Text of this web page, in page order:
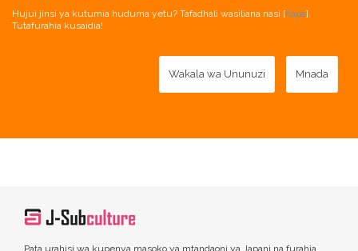
Hujui jinsi ya kutumia huduma yetu? Tafadhali wasiliana nasi [hapa].
Tutafurahia kusaidia!
Wakala wa Ununuzi Mnada
Pata urahisi wa kupenya masoko ya mtandaoni ya Japani na furahia